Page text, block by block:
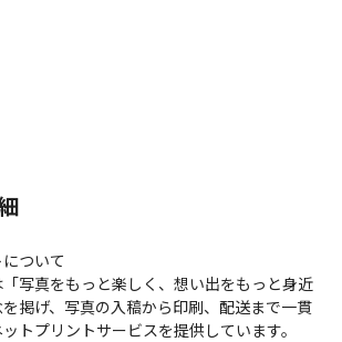
ついて
写真をもっと楽しく、想い出をもっと身近
掲げ、写真の入稿から印刷、配送まで一貫
トプリントサービスを提供しています。